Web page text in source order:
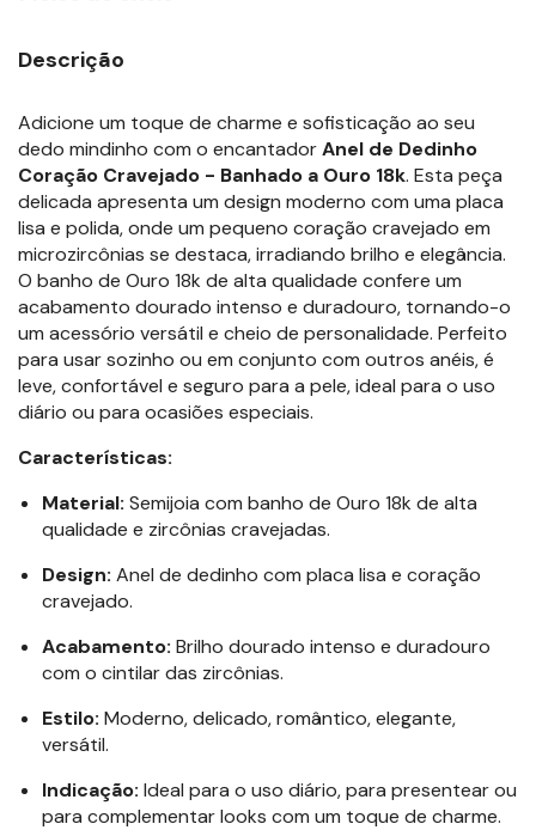
Descrição
Adicione um toque de charme e sofisticação ao seu
dedo mindinho com o encantadorAnel de Dedinho
Coração Cravejado - Banhado a Ouro 18k. Esta peça
delicada apresenta um design moderno com uma placa
lisa e polida, onde um pequeno coração cravejado em
microzircônias se destaca, irradiando brilho e elegância.
O banho de Ouro 18k de alta qualidade confere um
acabamento dourado intenso e duradouro, tornando-o
um acessório versátil e cheio de personalidade. Perfeito
para usar sozinho ou em conjunto com outros anéis, é
leve, confortável e seguro para a pele, ideal para o uso
diário ou para ocasiões especiais.
Características:
Material: Semijoia com banho de Ouro 18k de alta
qualidade e zircônias cravejadas.
Design: Anel de dedinho com placa lisa e coração
cravejado.
Acabamento: Brilho dourado intenso e duradouro
com o cintilar das zircônias.
Estilo: Moderno, delicado, romântico, elegante,
versátil.
Indicação: Ideal para o uso diário, para presentear ou
para complementar looks com um toque de charme.